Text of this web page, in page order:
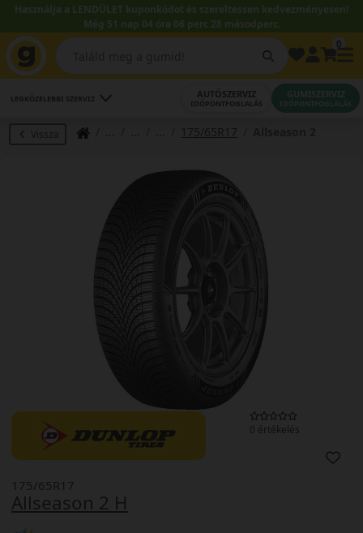
Használja a LENDÜLET kuponkódot és szereltessen kedvezményesen!
Még 51 nap 04 óra 06 perc 27 másodperc.
LEGKÖZELEBBI SZERVIZ AUTÓSZERVIZ
IDŐPONTFOGLALÁS
GUMISZERVIZ
IDŐPONTFOGLALÁS
Vissza 175/65R17
0 értékelés
Allseason 2 H
175/65R17